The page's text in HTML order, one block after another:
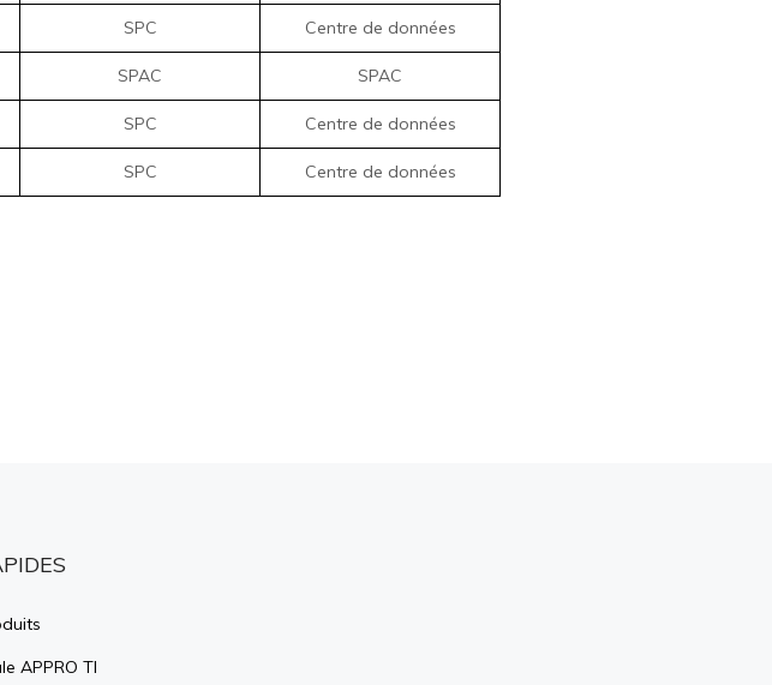
SPC Centre de données
SPAC SPAC
SPC Centre de données
SPC Centre de données
APPRO TI